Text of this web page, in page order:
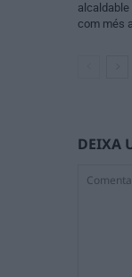
alcaldable
com més
DEIXA